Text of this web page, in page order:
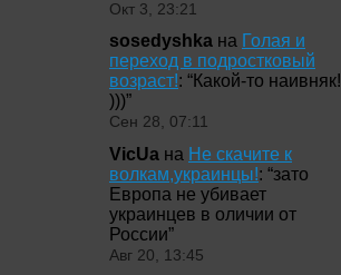
Окт 3, 23:21
sosedyshka на Голая и
переход в подростковый
возраст!: “Какой-то наивняк!
)))”
Сен 28, 07:11
VicUa на Не скачите к
волкам,украинцы!: “зато
Европа не убивает
украинцев в оличии от
России”
Авг 20, 13:45